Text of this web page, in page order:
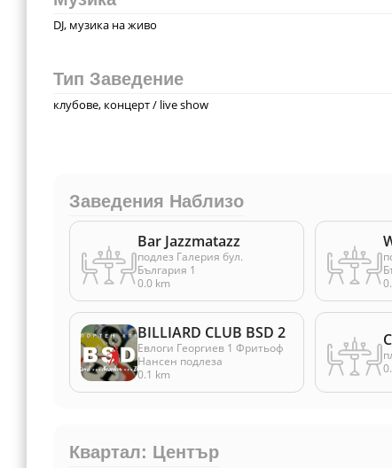
DJ, музика на живо
Тип Заведение
клубове, концерт / live show
Заведения Наблизо
Bar Jazzmatazz
подлез Галерия бул.
България 1
0.0 km
BILLIARD CLUB BSD 2
Евлоги Георгиев 1 Фритьоф
Нансен подлеза
0.1 km
Квартал: Център